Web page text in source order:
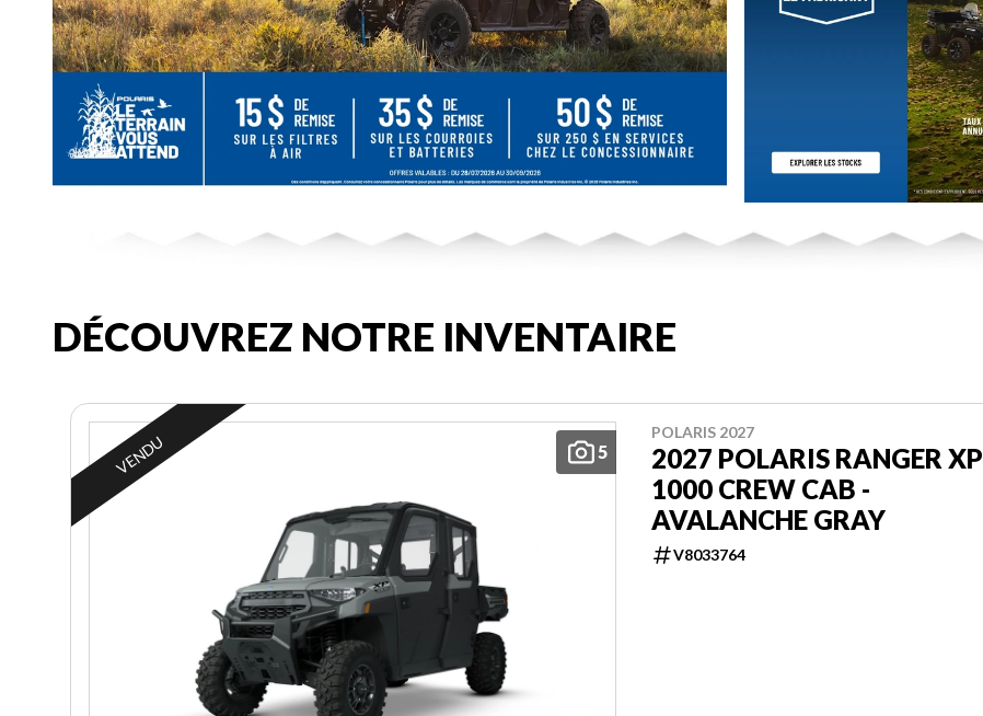
DÉCOUVREZ NOTRE INVENTAIRE
5
VENDU
POLARIS 2027
2027 POLARIS RANGER XP
1000 CREW CAB -
AVALANCHE GRAY
V8033764